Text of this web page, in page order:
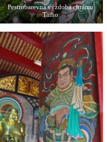
Pestrobarevná výzdoba chrámu
Taiho